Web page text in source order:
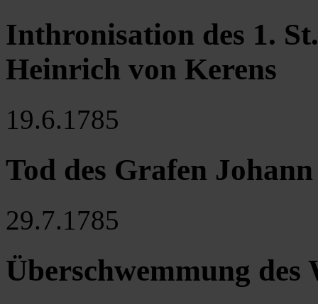
Inthronisation des 1.
Heinrich von Kerens
19.6.1785
Tod des Grafen
29.7.1785
Überschwemmung des